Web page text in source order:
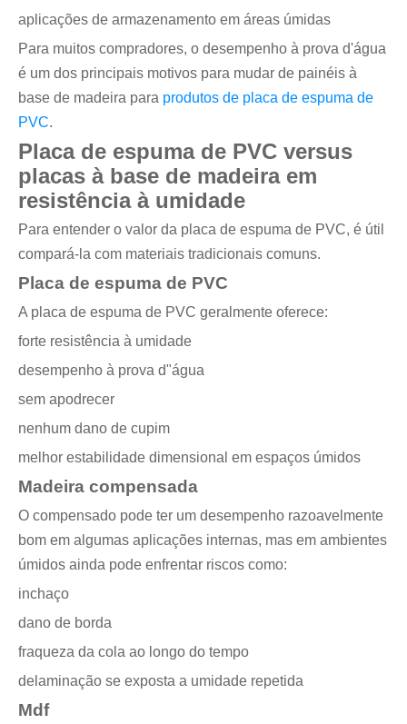
aplicações de armazenamento em áreas úmidas
Para muitos compradores, o desempenho à prova d'água
é um dos principais motivos para mudar de painéis à
base de madeira para produtos de placa de espuma de
PVC.
Placa de espuma de PVC versus
placas à base de madeira em
resistência à umidade
Para entender o valor da placa de espuma de PVC, é útil
compará-la com materiais tradicionais comuns.
Placa de espuma de PVC
A placa de espuma de PVC geralmente oferece:
forte resistência à umidade
desempenho à prova d"água
sem apodrecer
nenhum dano de cupim
melhor estabilidade dimensional em espaços úmidos
Madeira compensada
O compensado pode ter um desempenho razoavelmente
bom em algumas aplicações internas, mas em ambientes
úmidos ainda pode enfrentar riscos como:
inchaço
dano de borda
fraqueza da cola ao longo do tempo
delaminação se exposta a umidade repetida
Mdf